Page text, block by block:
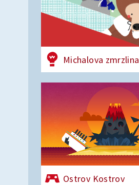
Michalova zmrzlina
Ostrov Kostrov